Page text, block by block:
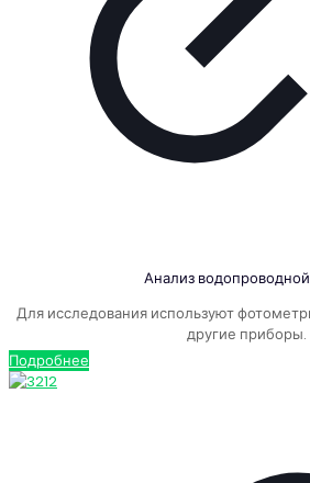
Анализ
Для исследования используют
другие приборы.
Подробнее